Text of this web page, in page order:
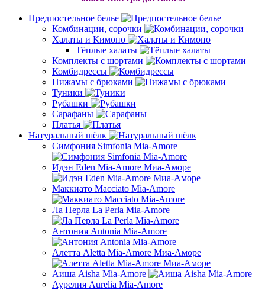
Предпостельное белье
Комбинации, сорочки
Халаты и Кимоно
Тёплые халаты
Комплекты с шортами
Комбидрессы
Пижамы с брюками
Туники
Рубашки
Сарафаны
Платья
Натуральный шёлк
Симфония Simfonia Mia-Amore
Идэн Eden Mia-Amore Миа-Аморе
Маккиато Macciato Mia-Amore
Ла Перла La Perla Mia-Amore
Антония Antonia Mia-Amore
Алетта Aletta Mia-Amore Миа-Аморе
Аиша Aisha Mia-Amore
Аурелия Aurelia Mia-Amore